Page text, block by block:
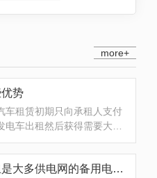
的；200kw静音发电机设
more+
势
车租赁初期只向承租人支付
车出租然后获得需要大量
租人借用发展所需的长期资
方式目前，随着城市建设
资者的建设项目，政府资金
为什么陕西静音发电机组是大多供电网的备用电源？